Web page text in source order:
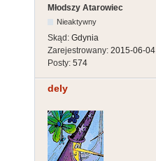
Młodszy Atarowiec
Nieaktywny
Skąd: Gdynia
Zarejestrowany: 2015-06-04
Posty: 574
dely